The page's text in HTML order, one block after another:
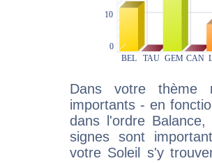
Dans votre thème
importants - en
dans l'ordre
signes sont
votre Soleil s'y